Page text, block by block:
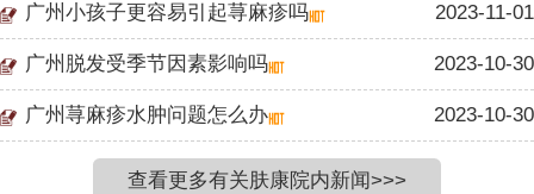
广州小孩子更容易引起荨麻疹吗 2023-11-01
广州脱发受季节因素影响吗 2023-10-30
广州荨麻疹水肿问题怎么办 2023-10-30
查看更多有关肤康院内新闻>>>